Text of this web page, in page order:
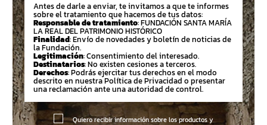
Antes de darle a enviar, te invitamos a que te informes
sobre el tratamiento que hacemos de tus datos:
Responsable de tratamiento: FUNDACIÓN SANTA MARÍA
LA REAL DEL PATRIMONIO HISTÓRICO
Finalidad: Envío de novedades y boletín de noticias de
la Fundación.
Legitimación: Consentimiento del interesado.
Destinatarios: No existen cesiones a terceros.
Derechos: Podrás ejercitar tus derechos en el modo
descrito en nuestra Política de Privacidad o presentar
una reclamación ante una autoridad de control.
Quiero recibir información sobre los productos y